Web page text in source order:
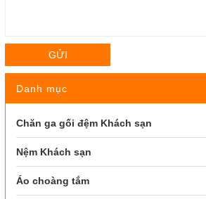
GỬI
Danh mục
Chăn ga gối đệm Khách sạn
Nệm Khách sạn
Áo choàng tắm